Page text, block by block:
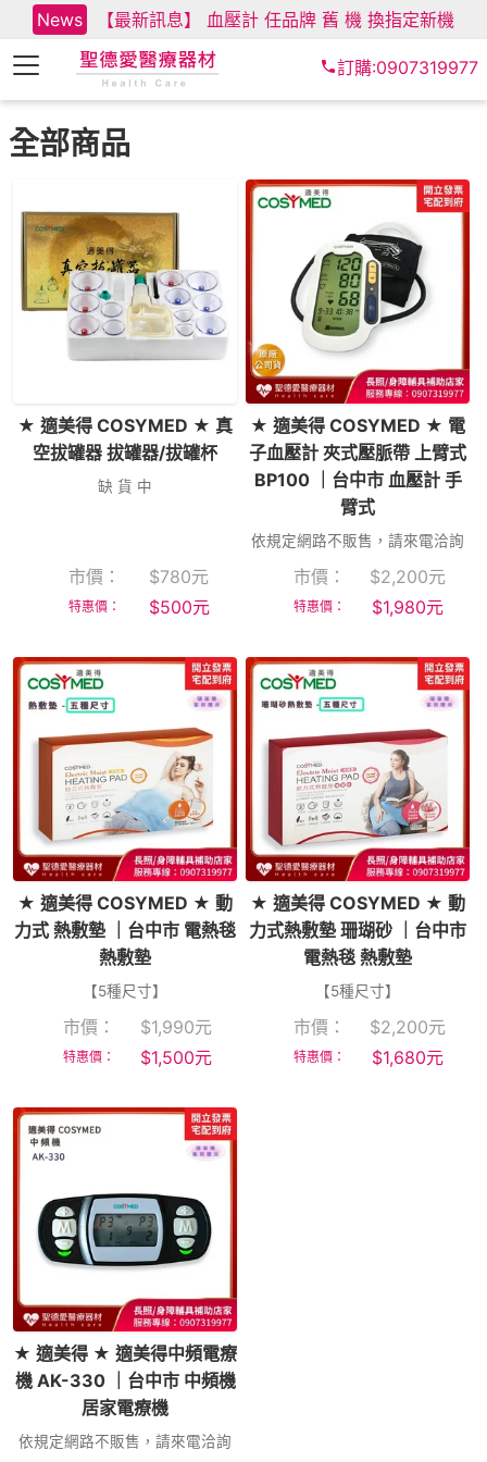
News 【最新訊息】 血壓計 任品牌 舊 機 換指定新機
訂購:0907319977
全部商品
★ 適美得 COSYMED ★ 真
空拔罐器 拔罐器/拔罐杯
缺 貨 中
市價： $780元
特惠價： $500元
★ 適美得 COSYMED ★ 電
子血壓計 夾式壓脈帶 上臂式
BP100 ｜台中市 血壓計 手
臂式
依規定網路不販售，請來電洽詢
市價： $2,200元
特惠價： $1,980元
★ 適美得 COSYMED ★ 動
力式 熱敷墊 ｜台中市 電熱毯
熱敷墊
【5種尺寸】
市價： $1,990元
特惠價： $1,500元
★ 適美得 COSYMED ★ 動
力式熱敷墊 珊瑚砂 ｜台中市
電熱毯 熱敷墊
【5種尺寸】
市價： $2,200元
特惠價： $1,680元
★ 適美得 ★ 適美得中頻電療
機 AK-330 ｜台中市 中頻機
居家電療機
依規定網路不販售，請來電洽詢